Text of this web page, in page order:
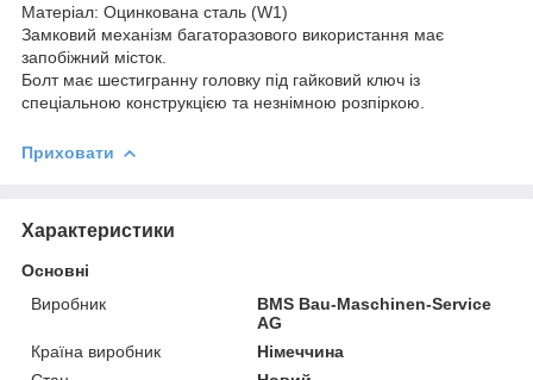
Матеріал: Оцинкована сталь (W1)
Замковий механізм багаторазового використання має
запобіжний місток.
Болт має шестигранну головку під гайковий ключ із
спеціальною конструкцією та незнімною розпіркою.
Приховати
Характеристики
Основні
Виробник
BMS Bau-Maschinen-Service
AG
Країна виробник
Німеччина